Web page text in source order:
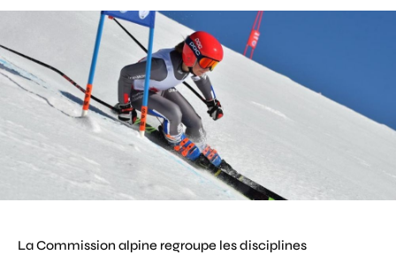
La Commission alpine regroupe les disciplines